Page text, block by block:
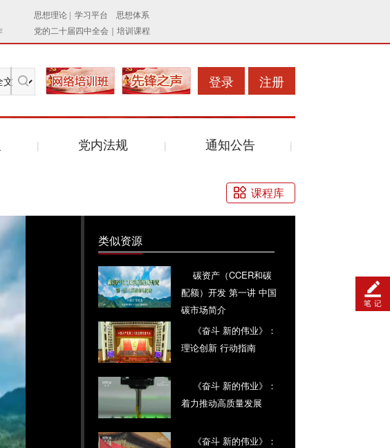
登录 注册
党内法规 通知公告
课程库
类似资源
碳资产（CCER和碳
配额）开发 第一讲 中国
碳市场简介
《奋斗 新的伟业》：
理论创新 行动指南
《奋斗 新的伟业》：
着力推动高质量发展
《奋斗 新的伟业》：